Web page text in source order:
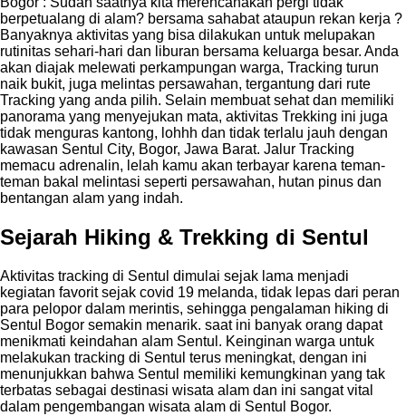
berpetualang di alam? bersama sahabat ataupun rekan kerja ?
Banyaknya aktivitas yang bisa dilakukan untuk melupakan
rutinitas sehari-hari dan liburan bersama keluarga besar. Anda
akan diajak melewati perkampungan warga, Tracking turun
naik bukit, juga melintas persawahan, tergantung dari rute
Tracking yang anda pilih. Selain membuat sehat dan memiliki
panorama yang menyejukan mata, aktivitas Trekking ini juga
tidak menguras kantong, lohhh dan tidak terlalu jauh dengan
kawasan Sentul City, Bogor, Jawa Barat. Jalur Tracking
memacu adrenalin, lelah kamu akan terbayar karena teman-
teman bakal melintasi seperti persawahan, hutan pinus dan
bentangan alam yang indah.
Sejarah Hiking & Trekking di Sentul
Aktivitas tracking di Sentul dimulai sejak lama menjadi
kegiatan favorit sejak covid 19 melanda, tidak lepas dari peran
para pelopor dalam merintis, sehingga pengalaman hiking di
Sentul Bogor semakin menarik. saat ini banyak orang dapat
menikmati keindahan alam Sentul. Keinginan warga untuk
melakukan tracking di Sentul terus meningkat, dengan ini
menunjukkan bahwa Sentul memiliki kemungkinan yang tak
terbatas sebagai destinasi wisata alam dan ini sangat vital
dalam pengembangan wisata alam di Sentul Bogor.